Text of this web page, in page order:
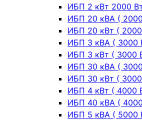
ИБП 2 кВт 2000
ИБП 20 кВА (
ИБП 20 кВт (
ИБП 3 кВА ( 3000
ИБП 3 кВт ( 3000
ИБП 30 кВА (
ИБП 30 кВт (
ИБП 4 кВт ( 4000
ИБП 40 кВА (
ИБП 5 кВА ( 5000